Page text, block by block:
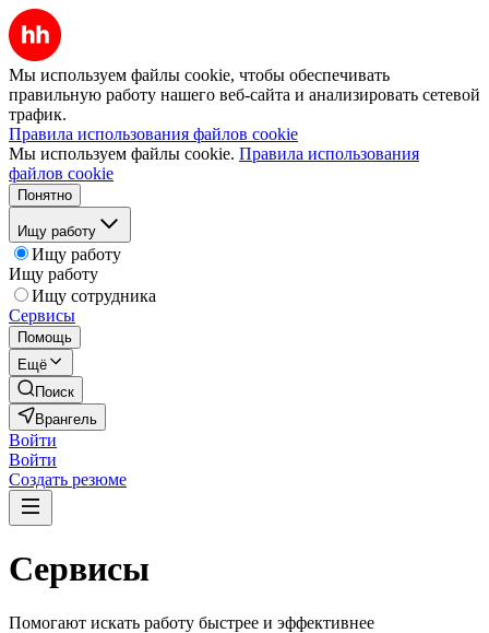
Мы используем файлы cookie, чтобы обеспечивать
правильную работу нашего веб-сайта и анализировать сетевой
трафик.
Правила использования файлов cookie
Мы используем файлы cookie. Правила использования
файлов cookie
Понятно
Ищу работу
Ищу работу
Ищу работу
Ищу сотрудника
Сервисы
Помощь
Ещё
Поиск
Врангель
Войти
Войти
Создать резюме
Сервисы
Помогают искать работу быстрее и эффективнее